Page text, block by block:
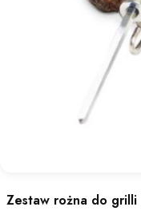
Zestaw rożna do